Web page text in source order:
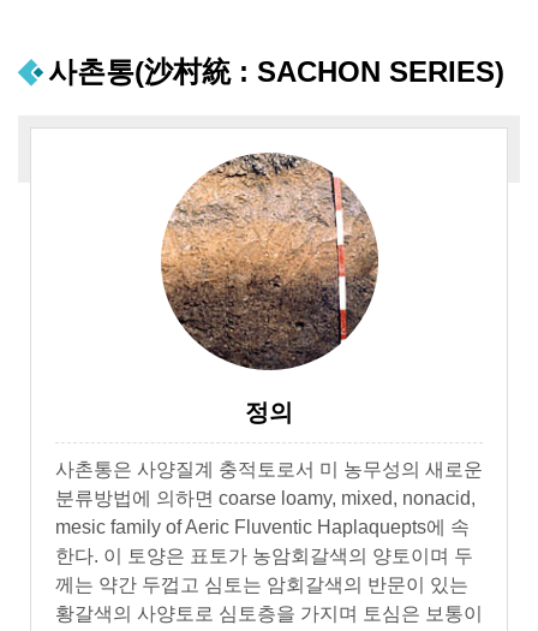
사촌통(沙村統 : SACHON SERIES)
정의
사촌통은 사양질계 충적토로서 미 농무성의 새로운
분류방법에 의하면 coarse loamy, mixed, nonacid,
mesic family of Aeric Fluventic Haplaquepts에 속
한다. 이 토양은 표토가 농암회갈색의 양토이며 두
께는 약간 두껍고 심토는 암회갈색의 반문이 있는
황갈색의 사양토로 심토층을 가지며 토심은 보통이